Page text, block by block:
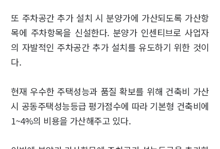
또 주차공간 추가 설치 시 분양가에 가산되도록 가산항
목에 주차항목을 신설한다. 분양가 인센티브로 사업자
의 자발적인 주차공간 추가 설치를 유도하기 위한 것이
다.
현재 우수한 주택성능과 품질 확보를 위해 건축비 가산
시 공동주택성능등급 평가점수에 따라 기본형 건축비에
1~4%의 비용을 가산해주고 있다.